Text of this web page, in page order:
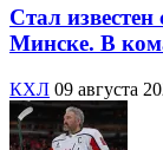
Стал
Минске. В
КХЛ 09 августа